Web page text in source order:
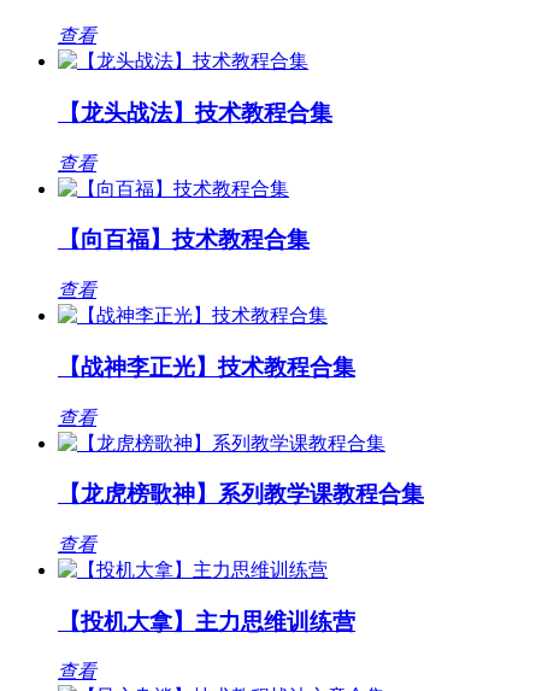
查看
【龙头战法】技术教程合集
查看
【向百福】技术教程合集
查看
【战神李正光】技术教程合集
查看
【龙虎榜歌神】系列教学课教程合集
查看
【投机大拿】主力思维训练营
查看